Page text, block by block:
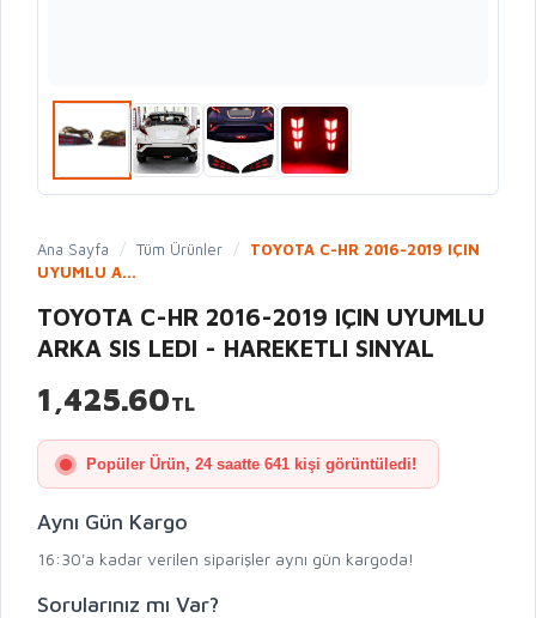
Ana Sayfa / Tüm Ürünler /
TOYOTA C-HR 2016-2019 IÇIN
UYUMLU A...
TOYOTA C-HR 2016-2019 IÇIN UYUMLU
ARKA SIS LEDI - HAREKETLI SINYAL
1,425.60TL
Popüler Ürün, 24 saatte 641 kişi görüntüledi!
Aynı Gün Kargo
16:30'a kadar verilen siparişler aynı gün kargoda!
Sorularınız mı Var?